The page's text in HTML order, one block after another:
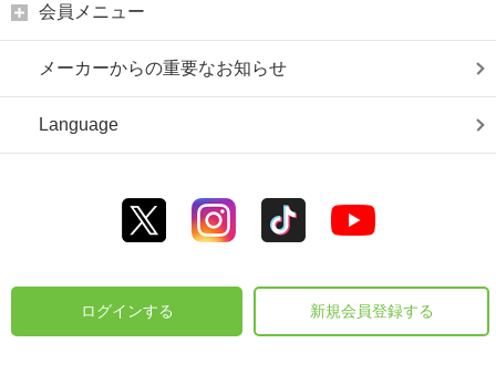
会員メニュー
メーカーからの重要なお知らせ
Language
ログインする 新規会員登録する